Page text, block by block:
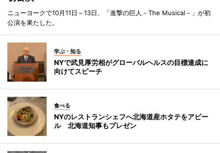
ニューヨークで10月11日～13日、「進撃の巨人－The Musical－」が初
公演を果たした。
学ぶ・知る
NYで武見厚労相がグローバルヘルスの目標達成に
向けてスピーチ
食べる
NYのレストランシェフへ北海道産ホタテをアピー
ル 北海道知事もプレゼン